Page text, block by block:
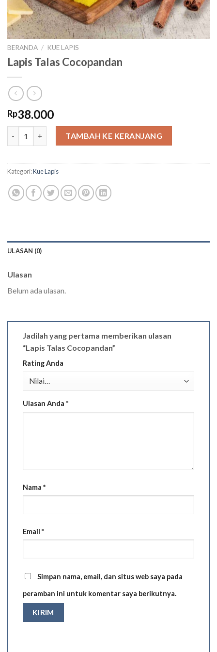
BERANDA / KUE LAPIS
Lapis Talas Cocopandan
Rp38.000
Kuantitas Lapis Talas Cocopandan
TAMBAH KE KERANJANG
Kategori:Kue Lapis
ULASAN (0)
Ulasan
Belum ada ulasan.
Jadilah yang pertama memberikan ulasan
“Lapis Talas Cocopandan”
Rating Anda
Ulasan Anda *
Nama *
Email *
Simpan nama, email, dan situs web saya pada
peramban ini untuk komentar saya berikutnya.